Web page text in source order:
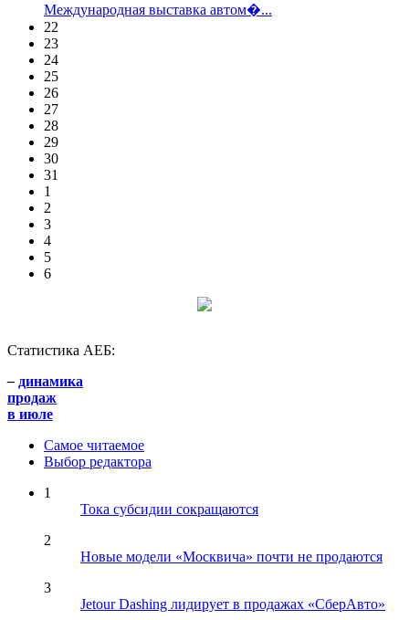
Международная выставка автом�...
22
23
24
25
26
27
28
29
30
31
1
2
3
4
5
6
Статистика АЕБ:
– динамика
продаж
в июле
Самое читаемое
Выбор редактора
1
Тока субсидии сокращаются
2
Новые модели «Москвича» почти не продаются
3
Jetour Dashing лидирует в продажах «СберАвто»